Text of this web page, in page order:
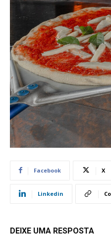
Facebook X
Linkedin
DEIXE UMA RESPOSTA